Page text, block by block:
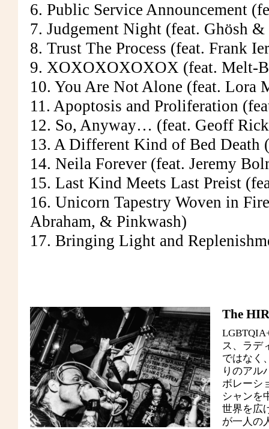
6. Public Service Announcement
7. Judgement Night (feat. Ghösh
8. Trust The Process (feat. Frank
9. XOXOXOXOXOX (feat. Melt-
10. You Are Not Alone (feat. Lora
11. Apoptosis and Proliferation
12. So, Anyway… (feat. Geoff
13. A Different Kind of Bed Death
14. Neila Forever (feat. Jeremy
15. Last Kind Meets Last Preist
16. Unicorn Tapestry Woven in
Abraham, & Pinkwash)
17. Bringing Light and
The
ス、ラデ
ではなく
りのアル
ボレーシ
シャンを
世界を広
が一人の